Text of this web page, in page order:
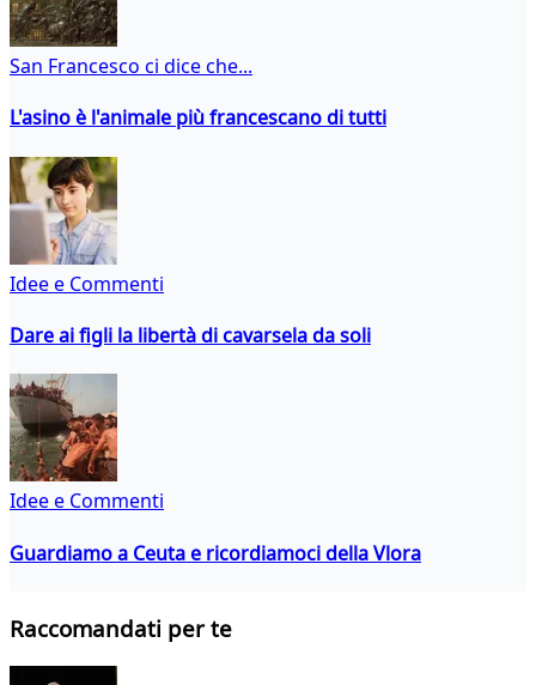
San Francesco ci dice che...
L'asino è l'animale più francescano di tutti
Idee e Commenti
Dare ai figli la libertà di cavarsela da soli
Idee e Commenti
Guardiamo a Ceuta e ricordiamoci della Vlora
Raccomandati per te